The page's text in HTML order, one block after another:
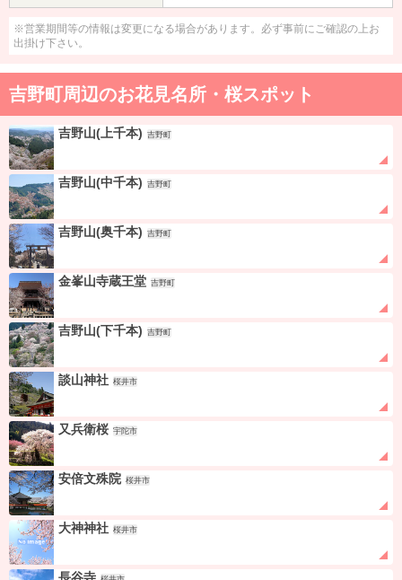
※営業期間等の情報は変更になる場合があります。必ず事前にご確認の上お
出掛け下さい。
吉野町周辺のお花見名所・桜スポット
吉野山(上千本) 吉野町
吉野山(中千本) 吉野町
吉野山(奥千本) 吉野町
金峯山寺蔵王堂 吉野町
吉野山(下千本) 吉野町
談山神社 桜井市
又兵衛桜 宇陀市
安倍文殊院 桜井市
大神神社 桜井市
長谷寺